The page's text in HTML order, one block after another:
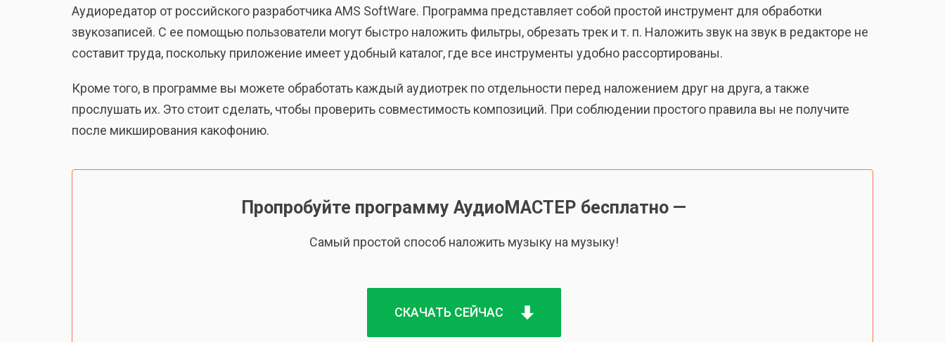
Аудиоредатор от российского разработчика AMS SoftWare. Программа представляет собой простой инструмент для обработки
звукозаписей. С ее помощью пользователи могут быстро наложить фильтры, обрезать трек и т. п. Наложить звук на звук в редакторе не
составит труда, поскольку приложение имеет удобный каталог, где все инструменты удобно рассортированы.
Кроме того, в программе вы можете обработать каждый аудиотрек по отдельности перед наложением друг на друга, а также
прослушать их. Это стоит сделать, чтобы проверить совместимость композиций. При соблюдении простого правила вы не получите
после микширования какофонию.
Пропробуйте программу АудиоМАСТЕР бесплатно —
Cамый простой способ наложить музыку на музыку!
СКАЧАТЬ СЕЙЧАС